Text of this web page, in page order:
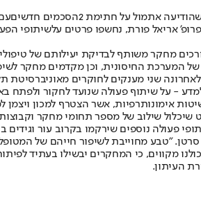
אתמול על חתימת 2 הסכמים חדשים
אריאל פורת, נחשפו פרטים עלשיתופי
מחקר משותף לבדיקת יעילותם של
המערכת החיסונית, וכן מקדמים מחקר
שני מענקים לחוקרים
- על שיתוף פעולה שנועד לחקור ולפתח
אימונותרפיות, אשר הצטרף למכון
שיכלול שילוב של מספר תחומי מחקר
פעולה נוספים שירקמו בקרוב עור
"טבע מחוייבת לשיפור חייהם של
מקווים, כי המחקרים יבשילו בעתיד